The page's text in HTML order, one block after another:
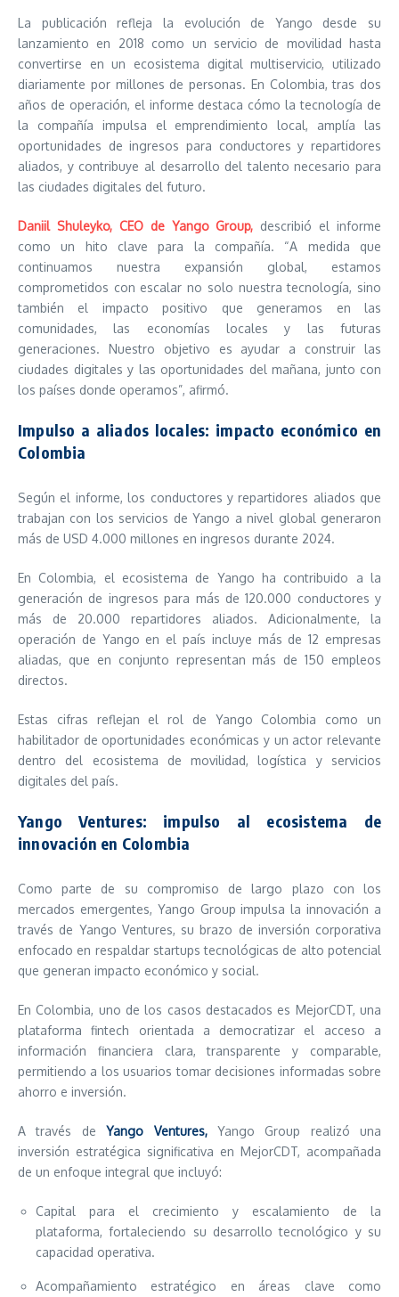
La publicación refleja la evolución de Yango desde su
lanzamiento en 2018 como un servicio de movilidad hasta
convertirse en un ecosistema digital multiservicio, utilizado
diariamente por millones de personas. En Colombia, tras dos
años de operación, el informe destaca cómo la tecnología de
la compañía impulsa el emprendimiento local, amplía las
oportunidades de ingresos para conductores y repartidores
aliados, y contribuye al desarrollo del talento necesario para
las ciudades digitales del futuro.
Daniil Shuleyko, CEO de Yango Group, describió el informe
como un hito clave para la compañía. “A medida que
continuamos nuestra expansión global, estamos
comprometidos con escalar no solo nuestra tecnología, sino
también el impacto positivo que generamos en las
comunidades, las economías locales y las futuras
generaciones. Nuestro objetivo es ayudar a construir las
ciudades digitales y las oportunidades del mañana, junto con
los países donde operamos”, afirmó.
Impulso a aliados locales: impacto económico en
Colombia
Según el informe, los conductores y repartidores aliados que
trabajan con los servicios de Yango a nivel global generaron
más de USD 4.000 millones en ingresos durante 2024.
En Colombia, el ecosistema de Yango ha contribuido a la
generación de ingresos para más de 120.000 conductores y
más de 20.000 repartidores aliados. Adicionalmente, la
operación de Yango en el país incluye más de 12 empresas
aliadas, que en conjunto representan más de 150 empleos
directos.
Estas cifras reflejan el rol de Yango Colombia como un
habilitador de oportunidades económicas y un actor relevante
dentro del ecosistema de movilidad, logística y servicios
digitales del país.
Yango Ventures: impulso al ecosistema de
innovación en Colombia
Como parte de su compromiso de largo plazo con los
mercados emergentes, Yango Group impulsa la innovación a
través de Yango Ventures, su brazo de inversión corporativa
enfocado en respaldar startups tecnológicas de alto potencial
que generan impacto económico y social.
En Colombia, uno de los casos destacados es MejorCDT, una
plataforma fintech orientada a democratizar el acceso a
información financiera clara, transparente y comparable,
permitiendo a los usuarios tomar decisiones informadas sobre
ahorro e inversión.
A través deYango Ventures,
Yango Group realizó una
inversión estratégica significativa en MejorCDT, acompañada
de un enfoque integral que incluyó:
Capital para el crecimiento y escalamiento de la
plataforma, fortaleciendo su desarrollo tecnológico y su
capacidad operativa.
Acompañamiento estratégico en áreas clave como